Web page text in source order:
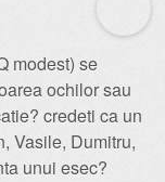
modest) se
ochilor sau
credeti ca un
Vasile, Dumitru,
unui esec?